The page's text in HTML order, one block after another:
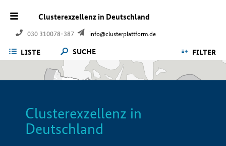
Clusterexzellenz in Deutschland
030 310078-387 info@clusterplattform.de
LISTE SUCHE FILTER
Clusterexzellenz in
Deutschland